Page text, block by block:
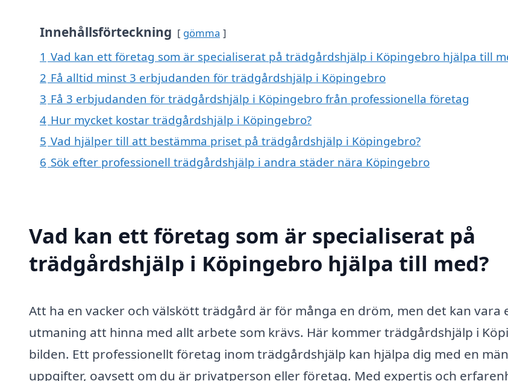
Innehållsförteckning gömma
1 Vad kan ett företag som är specialiserat på trädgårdshjälp i Köpingebro hjälpa till
2 Få alltid minst 3 erbjudanden för trädgårdshjälp i Köpingebro
3 Få 3 erbjudanden för trädgårdshjälp i Köpingebro från professionella företag
4 Hur mycket kostar trädgårdshjälp i Köpingebro?
5 Vad hjälper till att bestämma priset på trädgårdshjälp i Köpingebro?
6 Sök efter professionell trädgårdshjälp i andra städer nära Köpingebro
Vad kan ett företag som är specialiserat på
trädgårdshjälp i Köpingebro hjälpa till med?
Att ha en vacker och välskött trädgård är för många en dröm, men det kan vara
utmaning att hinna med allt arbete som krävs. Här kommer trädgårdshjälp i
bilden. Ett professionellt företag inom trädgårdshjälp kan hjälpa dig med en
uppgifter, oavsett om du är privatperson eller företag. Med expertis och